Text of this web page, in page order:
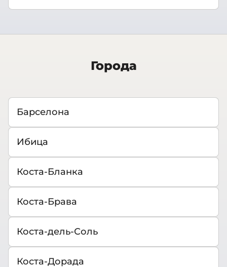
Города
Барселона
Ибица
Коста-Бланка
Коста-Брава
Коста-дель-Соль
Коста-Дорада